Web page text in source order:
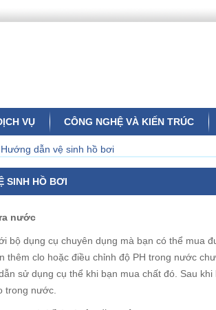
VỤ CÔNG NGHỆ VÀ KIẾN TRÚC
Hướng dẫn vệ sinh hồ bơi
SINH HỒ BƠI
nước
bộ dụng cụ chuyên dụng mà bạn có thể mua
thêm clo hoặc điều chỉnh độ PH trong nước
sử dụng cụ thể khi bạn mua chất đó. Sau
trong nước.